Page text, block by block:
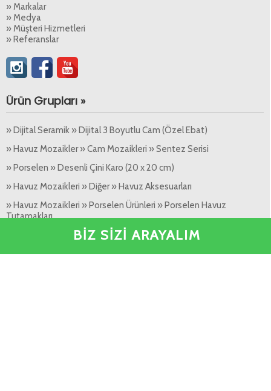
BİZ SİZİ ARAYALIM
» Markalar
» Medya
» Müşteri Hizmetleri
» Referanslar
Ürün Grupları »
» Dijital Seramik » Dijital 3 Boyutlu Cam (Özel Ebat)
» Havuz Mozaikler » Cam Mozaikleri » Sentez Serisi
» Porselen » Desenli Çini Karo (20 x 20 cm)
» Havuz Mozaikleri » Diğer » Havuz Aksesuarları
» Havuz Mozaikleri » Porselen Ürünleri » Porselen Havuz
Tutamakları
» Granit » Granit - Seramik (60 x 90 cm)
» Havuz Mozaikleri » Cam Mozaikleri » Bahama Serisi